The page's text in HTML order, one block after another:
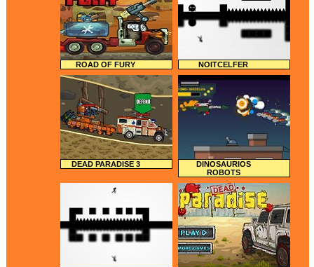
ROAD OF FURY NOITCELFER
DEAD PARADISE 3
DINOSAURIOS
ROBOTS